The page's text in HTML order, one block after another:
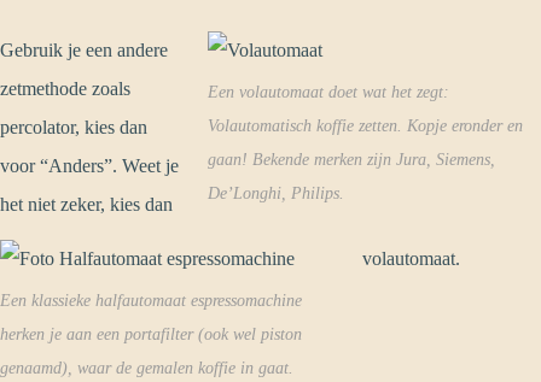
Een volautomaat doet wat het zegt:
Volautomatisch koffie zetten. Kopje eronder en
gaan! Bekende merken zijn Jura, Siemens,
De’Longhi, Philips.
Een klassieke halfautomaat espressomachine
herken je aan een portafilter (ook wel piston
genaamd), waar de gemalen koffie in gaat.
Gebruik je een andere
zetmethode zoals
percolator, kies dan
voor “Anders”. Weet je
het niet zeker, kies dan
volautomaat.